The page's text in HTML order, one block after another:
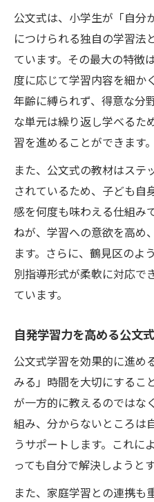
公文式は、小学生が「自分
につけられる独自の学習法
ています。その最大の特徴
度に応じて学習内容を細か
年齢に縛られず、得意な分
な単元は繰り返し学べるた
習を進めることができます。
また、公文式の教材はステ
されているため、子ども自
感を何度も味わえる仕組み
ねが、学習への意欲を高め
ます。さらに、鶴見区のよ
別指導形式が柔軟に対応で
ています。
自発学習力を高める公文
公文式学習を効果的に進め
みる」時間を大切にするこ
が一方的に教えるのではな
組み、分からないところは
うサポートします。これに
っても自分で解決しようと
また、家庭学習との連携も